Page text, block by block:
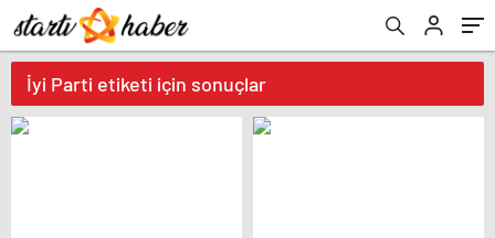
İyi Parti etiketi için sonuçlar